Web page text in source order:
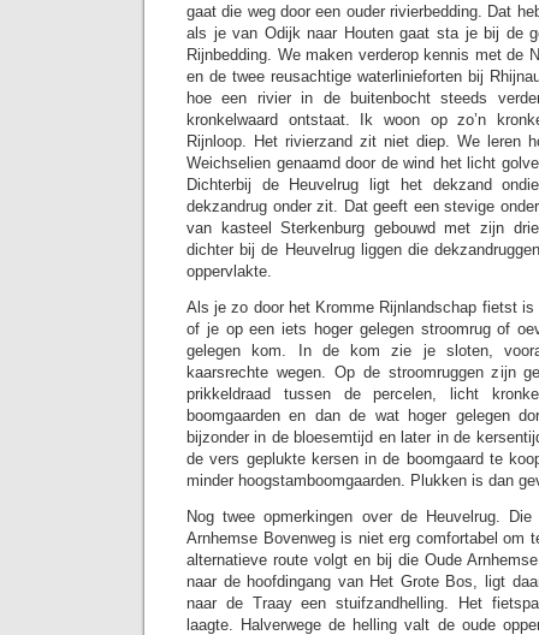
gaat die weg door een ouder rivierbedding. Dat
als je van Odijk naar Houten gaat sta je bij de
Rijnbedding. We maken verderop kennis met de
en de twee reusachtige waterlinieforten bij
hoe een rivier in de buitenbocht steeds
kronkelwaard ontstaat. Ik woon op zo’n
Rijnloop. Het rivierzand zit niet diep. We leren
Weichselien genaamd door de wind het licht
Dichterbij de Heuvelrug ligt het dekzand
dekzandrug onder zit. Dat geeft een stevige
van kasteel Sterkenburg gebouwd met zijn
dichter bij de Heuvelrug liggen die
oppervlakte.
Als je zo door het Kromme Rijnlandschap fietst
of je op een iets hoger gelegen stroomrug of
gelegen kom. In de kom zie je sloten,
kaarsrechte wegen. Op de stroomruggen zijn
prikkeldraad tussen de percelen, licht
boomgaarden en dan de wat hoger gelegen
bijzonder in de bloesemtijd en later in de
de vers geplukte kersen in de boomgaard te
minder hoogstamboomgaarden. Plukken is dan
Nog twee opmerkingen over de Heuvelrug.
Arnhemse Bovenweg is niet erg comfortabel om
alternatieve route volgt en bij die Oude
naar de hoofdingang van Het Grote Bos, ligt
naar de Traay een stuifzandhelling. Het
laagte. Halverwege de helling valt de oude